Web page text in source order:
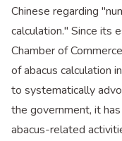
Chinese regarding
calculation." Since its
Chamber of
of abacus calculation
to systematically
the government, it
abacus-related